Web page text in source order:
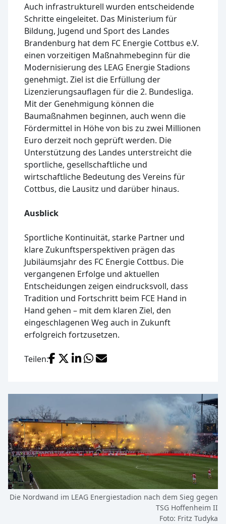
Auch infrastrukturell wurden entscheidende
Schritte eingeleitet. Das Ministerium für
Bildung, Jugend und Sport des Landes
Brandenburg hat dem FC Energie Cottbus e.V.
einen vorzeitigen Maßnahmebeginn für die
Modernisierung des LEAG Energie Stadions
genehmigt. Ziel ist die Erfüllung der
Lizenzierungsauflagen für die 2. Bundesliga.
Mit der Genehmigung können die
Baumaßnahmen beginnen, auch wenn die
Fördermittel in Höhe von bis zu zwei Millionen
Euro derzeit noch geprüft werden. Die
Unterstützung des Landes unterstreicht die
sportliche, gesellschaftliche und
wirtschaftliche Bedeutung des Vereins für
Cottbus, die Lausitz und darüber hinaus.
Ausblick
Sportliche Kontinuität, starke Partner und
klare Zukunftsperspektiven prägen das
Jubiläumsjahr des FC Energie Cottbus. Die
vergangenen Erfolge und aktuellen
Entscheidungen zeigen eindrucksvoll, dass
Tradition und Fortschritt beim FCE Hand in
Hand gehen – mit dem klaren Ziel, den
eingeschlagenen Weg auch in Zukunft
erfolgreich fortzusetzen.
Teilen: Facebook
X (Twitter)
LinkedIn
WhatsApp
Die Nordwand im LEAG Energiestadion nach dem Sieg gegen
TSG Hoffenheim II
Foto: Fritz Tudyka